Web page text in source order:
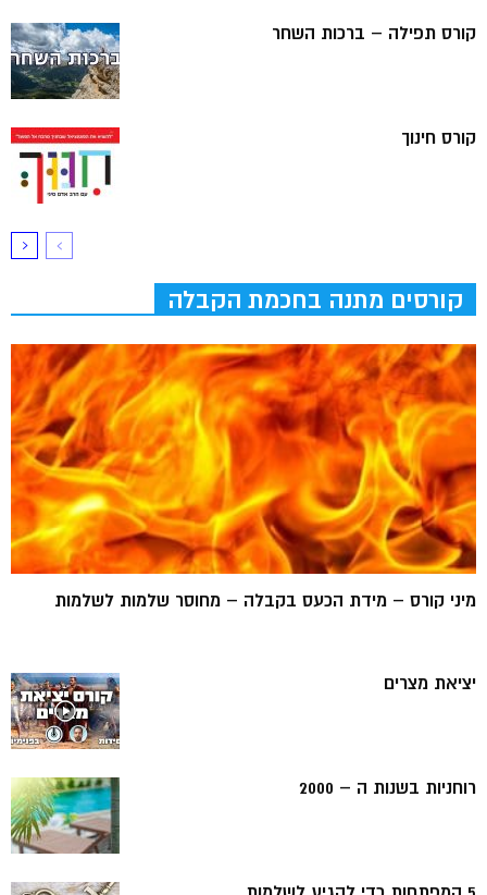
קורס תפילה – ברכות השחר
קורס חינוך
קורסים מתנה בחכמת הקבלה
מיני קורס – מידת הכעס בקבלה – מחוסר שלמות לשלמות
יציאת מצרים
רוחניות בשנות ה – 2000